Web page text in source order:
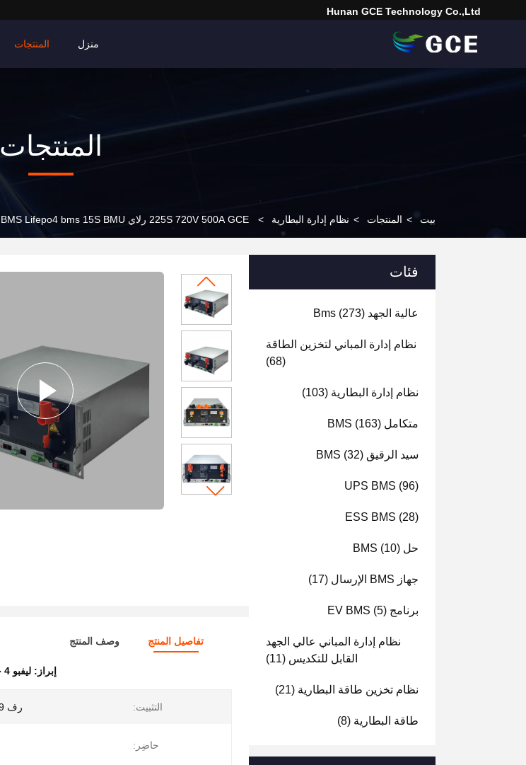
Hunan GCE Technology Co.,Ltd
منزل المنتجات
المنتجات
بيت > المنتجات > نظام إدارة البطارية > 225S 720V 500A GCE رلاي BMS Master Slave BMS Lifepo4 bms 15S BMU في السلسلة ليتيم Lifepo4 بطارية تخزين الطاقة ESS
فئات
عالية الجهد Bms (273)
نظام إدارة المباني لتخزين الطاقة
(68)
نظام إدارة البطارية (103)
متكامل BMS (163)
سيد الرقيق BMS (32)
UPS BMS (96)
ESS BMS (28)
حل BMS (10)
جهاز BMS الإرسال (17)
برنامج EV BMS (5)
نظام إدارة المباني عالي الجهد
القابل للتكديس (11)
نظام تخزين طاقة البطارية (21)
طاقة البطارية (8)
تفاصيل المنتج وصف المنتج
إبراز: ليفبو 4 جي سي إي ريل ب.إس
التثبيت: رف 19 بوصة
حاضِر: